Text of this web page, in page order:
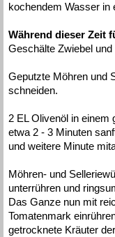
kochendem Wasser in
Während dieser Zeit
Geschälte Zwiebel
Geputzte Möhren und
schneiden.
2 EL Olivenöl in einem
etwa 2 - 3 Minuten
und weitere Minute
Möhren- und
unterrühren und
Das Ganze nun mit
Tomatenmark
getrocknete Kräuter